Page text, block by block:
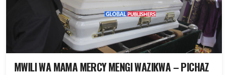
MWILI WA MAMA MERCY MENGI WAZIKWA – PICHAZ